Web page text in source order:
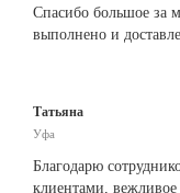
Спасибо большое за
выполнено и
Татьяна
Уфа
Благодарю
клиентами,